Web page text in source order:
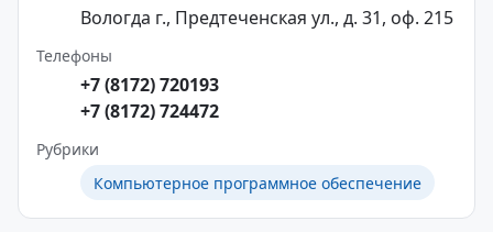
Вологда г., Предтеченская ул., д. 31, оф. 215
Телефоны
+7 (8172) 720193
+7 (8172) 724472
Рубрики
Компьютерное программное обеспечение